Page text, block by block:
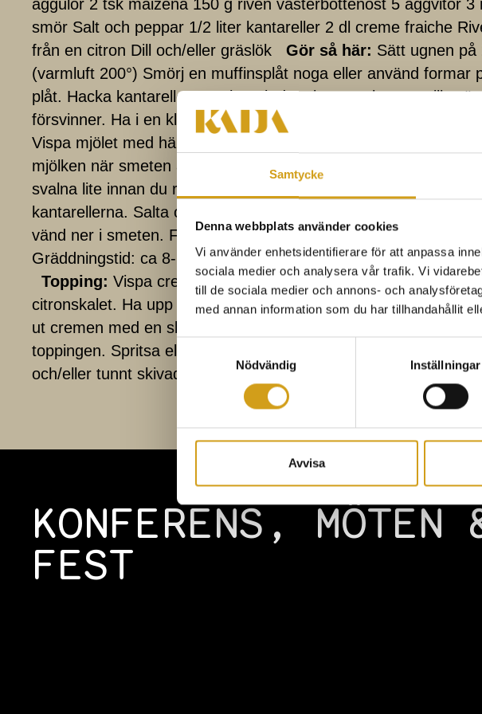
Samtycke
Denna webbplats använder cookies
Vi använder enhetsidentifierare för att anpassa
sociala medier och analysera vår trafik. Vi
till de sociala medier och annons- och
med annan information som du har tillhandahållit
Nödvändig
Inställningar
Avvisa
äggulor 2 tsk maizena 150 g riven västerbottenost 5 äggvitor 3
smör Salt och peppar 1/2 liter kantareller 2 dl creme fraiche
från en citron Dill och/eller gräslök Gör så här: Sätt ugnen på
(varmluft 200°) Smörj en muffinsplåt noga eller använd formar
plåt. Hacka kantarellerna och stek dem i torr stekpanna tills
försvinner. Ha i en klick smör, stek en stund till, salta och
Vispa mjölet med hälften av mjölken i en kastrull. Tillsätt resten
mjölken när smeten är slät och koka upp under vispning. Låt det
svalna lite innan du rör ner äggulor, maizena, ost och de stekta
kantarellerna. Salta och peppra. Vispa äggvitorna till ett hårt
vänd ner i smeten. Fördela smeten i formarna och grädda.
Gräddningstid: ca 8-10 min för dem små och 15-20 min för
Topping: Vispa creme fraiche tills den tjocknar och blanda det
citronskalet. Ha upp det i en spritspåse om du har annars kan
ut cremen med en sked. Låt puffarna svalna innan du har på
toppingen. Spritsa eller klicka på cremen, toppa med sikrom, dill
och/eller tunnt skivad gräslök. Ät och njut!
KONFERENS, MÖTEN
FEST